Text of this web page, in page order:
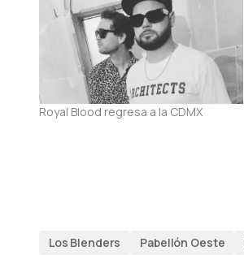
Royal Blood regresa a la CDMX
Los Blenders Pabellón Oeste